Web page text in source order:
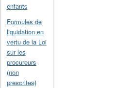
enfants
Formules de
liquidation en
vertu de la Loi
sur les
procureurs
(non
prescrites)